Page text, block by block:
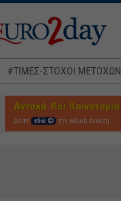
#ΤΙΜΕΣ-ΣΤΟΧΟΙ ΜΕΤΟΧΩΝ
Δείτε εδώ την ειδική έκδοση